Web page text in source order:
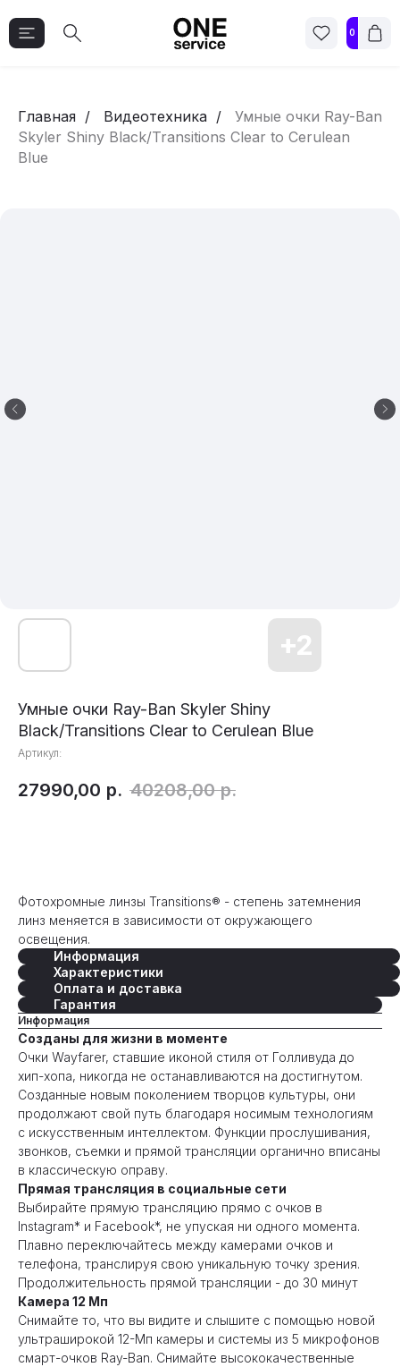
0
Главная Видеотехника
Умные очки Ray-Ban
Skyler Shiny Black/Transitions Clear to Cerulean
Blue
Умные очки Ray-Ban Skyler Shiny
Black/Transitions Clear to Cerulean Blue
Артикул:
27990,00 р. 40208,00 р.
Фотохромные линзы Transitions® - степень затемнения
линз меняется в зависимости от окружающего
освещения.
Информация
Характеристики
Оплата и доставка
Гарантия
Информация
Созданы для жизни в моменте
Очки Wayfarer, ставшие иконой стиля от Голливуда до
хип-хопа, никогда не останавливаются на достигнутом.
Созданные новым поколением творцов культуры, они
продолжают свой путь благодаря носимым технологиям
с искусственным интеллектом. Функции прослушивания,
звонков, съемки и прямой трансляции органично вписаны
в классическую оправу.
Прямая трансляция в социальные сети
Выбирайте прямую трансляцию прямо с очков в
Instagram* и Facebook*, не упуская ни одного момента.
Плавно переключайтесь между камерами очков и
телефона, транслируя свою уникальную точку зрения.
Продолжительность прямой трансляции - до 30 минут
Камера 12 Мп
Снимайте то, что вы видите и слышите с помощью новой
ультраширокой 12-Мп камеры и системы из 5 микрофонов
смарт-очков Ray-Ban. Снимайте высококачественные